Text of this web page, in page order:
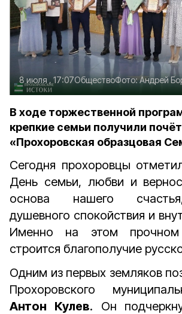
8 июля , 17:07ОбществоФото:Андрей
В ходе торжественной
крепкие семьи получили
«Прохоровская образцовая
Сегодня прохоровцы
День семьи, любви и
основа нашего
душевного спокойствия и
Именно на этом прочном
строится благополучие
Одним из первых земляков
Прохоровского
Антон Кулев. Он